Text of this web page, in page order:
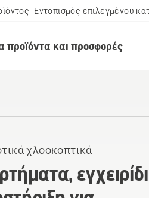
Εντοπισμός επιλεγμένου
προϊόντα και προσφορές
χλοοκοπτικά